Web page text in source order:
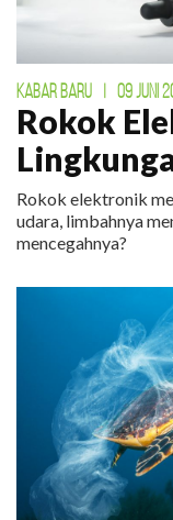
KABAR BARU 09 JUNI
Rokok
Rokok elektronik
udara, limbahnya
mencegahnya?